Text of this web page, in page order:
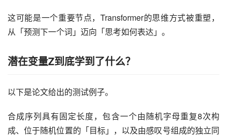
这可能是一个重要节点，Transformer的思维方式被重塑，
从「预测下一个词」迈向「思考如何表达」。
潜在变量Z到底学到了什么？
以下是论文给出的测试例子。
合成序列具有固定长度，包含一个由随机字母重复8次构
成、位于随机位置的「目标」，以及由感叹号组成的独立同